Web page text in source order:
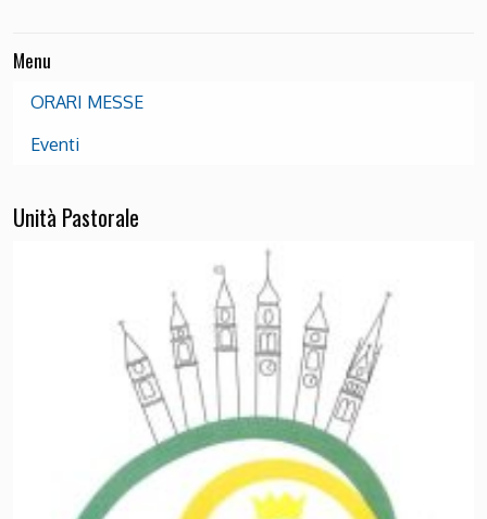
Menu
ORARI MESSE
Eventi
Unità Pastorale